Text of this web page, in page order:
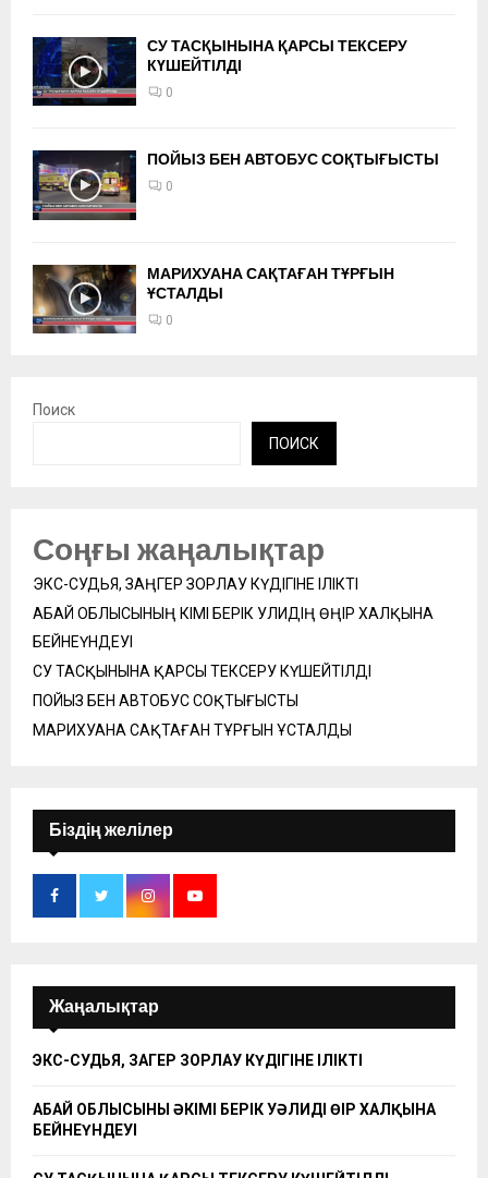
СУ ТАСҚЫНЫНА ҚАРСЫ ТЕКСЕРУ
КҮШЕЙТІЛДІ
0
ПОЙЫЗ БЕН АВТОБУС СОҚТЫҒЫСТЫ
0
МАРИХУАНА САҚТАҒАН ТҰРҒЫН
ҰСТАЛДЫ
0
Поиск
ПОИСК
Соңғы жаңалықтар
ЭКС-СУДЬЯ, ЗАҢГЕР ЗОРЛАУ КҮДІГІНЕ ІЛІКТІ
АБАЙ ОБЛЫСЫНЫҢ ӘКІМІ БЕРІК УӘЛИДІҢ ӨҢІР ХАЛҚЫНА
БЕЙНЕҮНДЕУІ
СУ ТАСҚЫНЫНА ҚАРСЫ ТЕКСЕРУ КҮШЕЙТІЛДІ
ПОЙЫЗ БЕН АВТОБУС СОҚТЫҒЫСТЫ
МАРИХУАНА САҚТАҒАН ТҰРҒЫН ҰСТАЛДЫ
Біздің желілер
Жаңалықтар
ЭКС-СУДЬЯ, ЗАҢГЕР ЗОРЛАУ КҮДІГІНЕ ІЛІКТІ
АБАЙ ОБЛЫСЫНЫҢ ӘКІМІ БЕРІК УӘЛИДІҢ ӨҢІР ХАЛҚЫНА
БЕЙНЕҮНДЕУІ